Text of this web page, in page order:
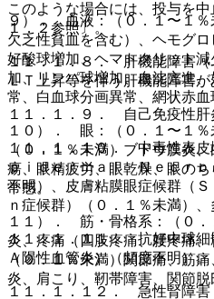
９）． 血液：（０．１〜１％
欠乏性貧血を含む）、ヘモグロ
好酸球増加、ヘマトクリット
加、リンパ球増加、血沈亢進
常、白血球分画異常、網状赤血
１０）． 眼：（０．１〜１％
（０．１％未満）ブドウ膜炎
瘍、眼精疲労、眼乾燥、眼の
常感。
１１）． 筋・骨格系：（０．
炎、疼痛（四肢疼痛、腰疼痛
（０．１％未満）関節痛、筋
炎、肩こり、靭帯障害、関節脱
このような場合には、投与を
１．２参照〕。
１１．１．８． 肝機能障害（
ＬＴ上昇等を伴う肝機能障害
１１．１．９． 自己免疫性肝
１１．１．１０． 中毒性表
ｐｉｄｅｒｍａｌ Ｎｅｃｒｏ
不明）、皮膚粘膜眼症候群（
ｎ症候群）（０．１％未満）
１１．１．１１． 抗好中球細
Ａ陽性血管炎）（頻度不明）。
１１．１．１２． 急性腎障害